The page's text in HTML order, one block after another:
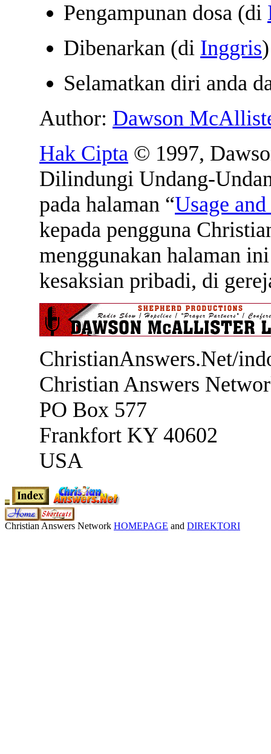
Pengampunan dosa (di
Dibenarkan (di Inggris)
Selamatkan diri anda
Author: Dawson
Hak Cipta © 1997,
Dilindungi Undang-
pada halaman “Usage
kepada pengguna
menggunakan halaman
kesaksian pribadi, di
ChristianAnswers.Net/
Christian Answers
PO Box 577
Frankfort KY 40602
USA
Christian Answers Network HOMEPAGE and DIREKTORI